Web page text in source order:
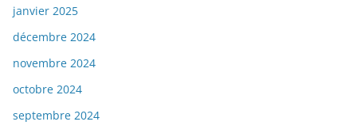
janvier 2025
décembre 2024
novembre 2024
octobre 2024
septembre 2024